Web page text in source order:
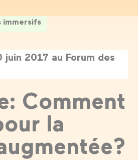
immersifs
juin 2017 au Forum des
Comment
la